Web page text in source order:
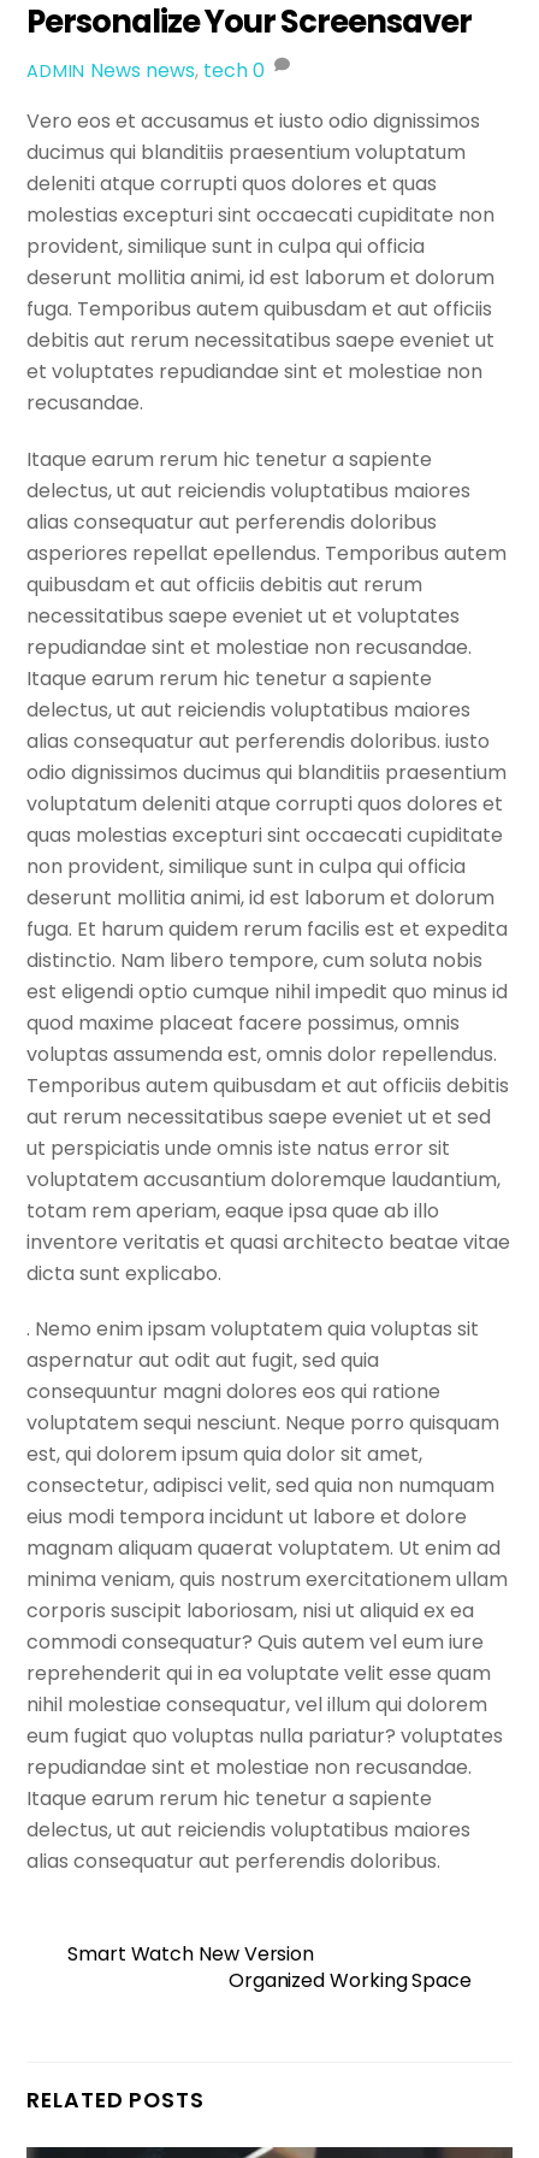
Personalize Your Screensaver
ADMIN News news, tech0
Vero eos et accusamus et iusto odio dignissimos
ducimus qui blanditiis praesentium voluptatum
deleniti atque corrupti quos dolores et quas
molestias excepturi sint occaecati cupiditate non
provident, similique sunt in culpa qui officia
deserunt mollitia animi, id est laborum et dolorum
fuga. Temporibus autem quibusdam et aut officiis
debitis aut rerum necessitatibus saepe eveniet ut
et voluptates repudiandae sint et molestiae non
recusandae.
Itaque earum rerum hic tenetur a sapiente
delectus, ut aut reiciendis voluptatibus maiores
alias consequatur aut perferendis doloribus
asperiores repellat epellendus. Temporibus autem
quibusdam et aut officiis debitis aut rerum
necessitatibus saepe eveniet ut et voluptates
repudiandae sint et molestiae non recusandae.
Itaque earum rerum hic tenetur a sapiente
delectus, ut aut reiciendis voluptatibus maiores
alias consequatur aut perferendis doloribus. iusto
odio dignissimos ducimus qui blanditiis praesentium
voluptatum deleniti atque corrupti quos dolores et
quas molestias excepturi sint occaecati cupiditate
non provident, similique sunt in culpa qui officia
deserunt mollitia animi, id est laborum et dolorum
fuga. Et harum quidem rerum facilis est et expedita
distinctio. Nam libero tempore, cum soluta nobis
est eligendi optio cumque nihil impedit quo minus id
quod maxime placeat facere possimus, omnis
voluptas assumenda est, omnis dolor repellendus.
Temporibus autem quibusdam et aut officiis debitis
aut rerum necessitatibus saepe eveniet ut et sed
ut perspiciatis unde omnis iste natus error sit
voluptatem accusantium doloremque laudantium,
totam rem aperiam, eaque ipsa quae ab illo
inventore veritatis et quasi architecto beatae vitae
dicta sunt explicabo.
. Nemo enim ipsam voluptatem quia voluptas sit
aspernatur aut odit aut fugit, sed quia
consequuntur magni dolores eos qui ratione
voluptatem sequi nesciunt. Neque porro quisquam
est, qui dolorem ipsum quia dolor sit amet,
consectetur, adipisci velit, sed quia non numquam
eius modi tempora incidunt ut labore et dolore
magnam aliquam quaerat voluptatem. Ut enim ad
minima veniam, quis nostrum exercitationem ullam
corporis suscipit laboriosam, nisi ut aliquid ex ea
commodi consequatur? Quis autem vel eum iure
reprehenderit qui in ea voluptate velit esse quam
nihil molestiae consequatur, vel illum qui dolorem
eum fugiat quo voluptas nulla pariatur? voluptates
repudiandae sint et molestiae non recusandae.
Itaque earum rerum hic tenetur a sapiente
delectus, ut aut reiciendis voluptatibus maiores
alias consequatur aut perferendis doloribus.
Smart Watch New Version
Organized Working Space
RELATED POSTS